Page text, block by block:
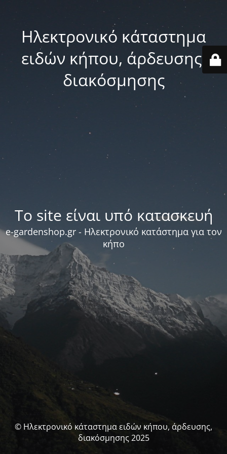
Ηλεκτρονικό κάταστημα
ειδών κήπου, άρδευσης,
διακόσμησης
Το site είναι υπό κατασκευή
e-gardenshop.gr - Ηλεκτρονικό κατάστημα για τον
κήπο
© Ηλεκτρονικό κάταστημα ειδών κήπου, άρδευσης,
διακόσμησης 2025